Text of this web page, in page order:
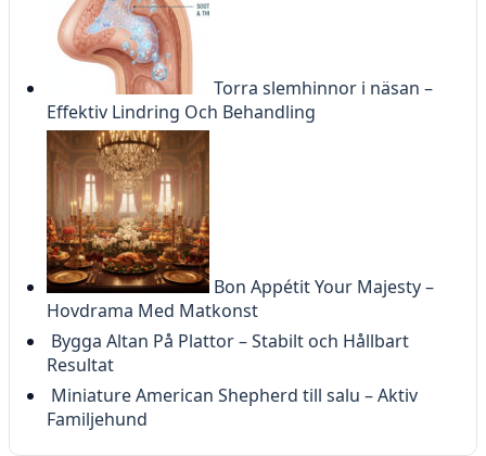
Torra slemhinnor i näsan –
Effektiv Lindring Och Behandling
Bon Appétit Your Majesty –
Hovdrama Med Matkonst
Bygga Altan På Plattor – Stabilt och Hållbart
Resultat
Miniature American Shepherd till salu – Aktiv
Familjehund